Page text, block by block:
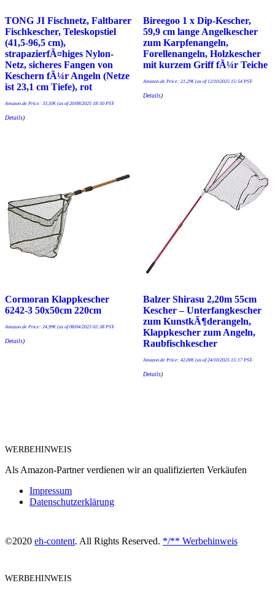
TONG JI Fischnetz, Faltbarer
Fischkescher, Teleskopstiel
(41,5-96,5 cm),
strapazierfÃ¤higes Nylon-
Netz, sicheres Fangen von
Keschern fÃ¼r Angeln (Netze
ist 23,1 cm Tiefe), rot
Amazon.de Price: 33,50€(as of 20/08/2025 18:50 PST-
Details)
Bireegoo 1 x Dip-Kescher,
59,9 cm lange Angelkescher
zum Karpfenangeln,
Forellenangeln, Holzkescher
mit kurzem Griff fÃ¼r Teiche
Amazon.de Price: 21,29€(as of 12/10/2025 15:54 PST-
Details)
Cormoran Klappkescher
6242-3 50x50cm 220cm
Amazon.de Price: 24,99€(as of 08/04/2023 02:38 PST-
Details)
Balzer Shirasu 2,20m 55cm
Kescher – Unterfangkescher
zum KunstkÃ¶derangeln,
Klappkescher zum Angeln,
Raubfischkescher
Amazon.de Price: 42,00€(as of 24/10/2025 15:17 PST-
Details)
WERBEHINWEIS
Als Amazon-Partner verdienen wir an qualifizierten Verkäufen
Impressum
Datenschutzerklärung
©2020 eh-content. All Rights Reserved. */** Werbehinweis
WERBEHINWEIS